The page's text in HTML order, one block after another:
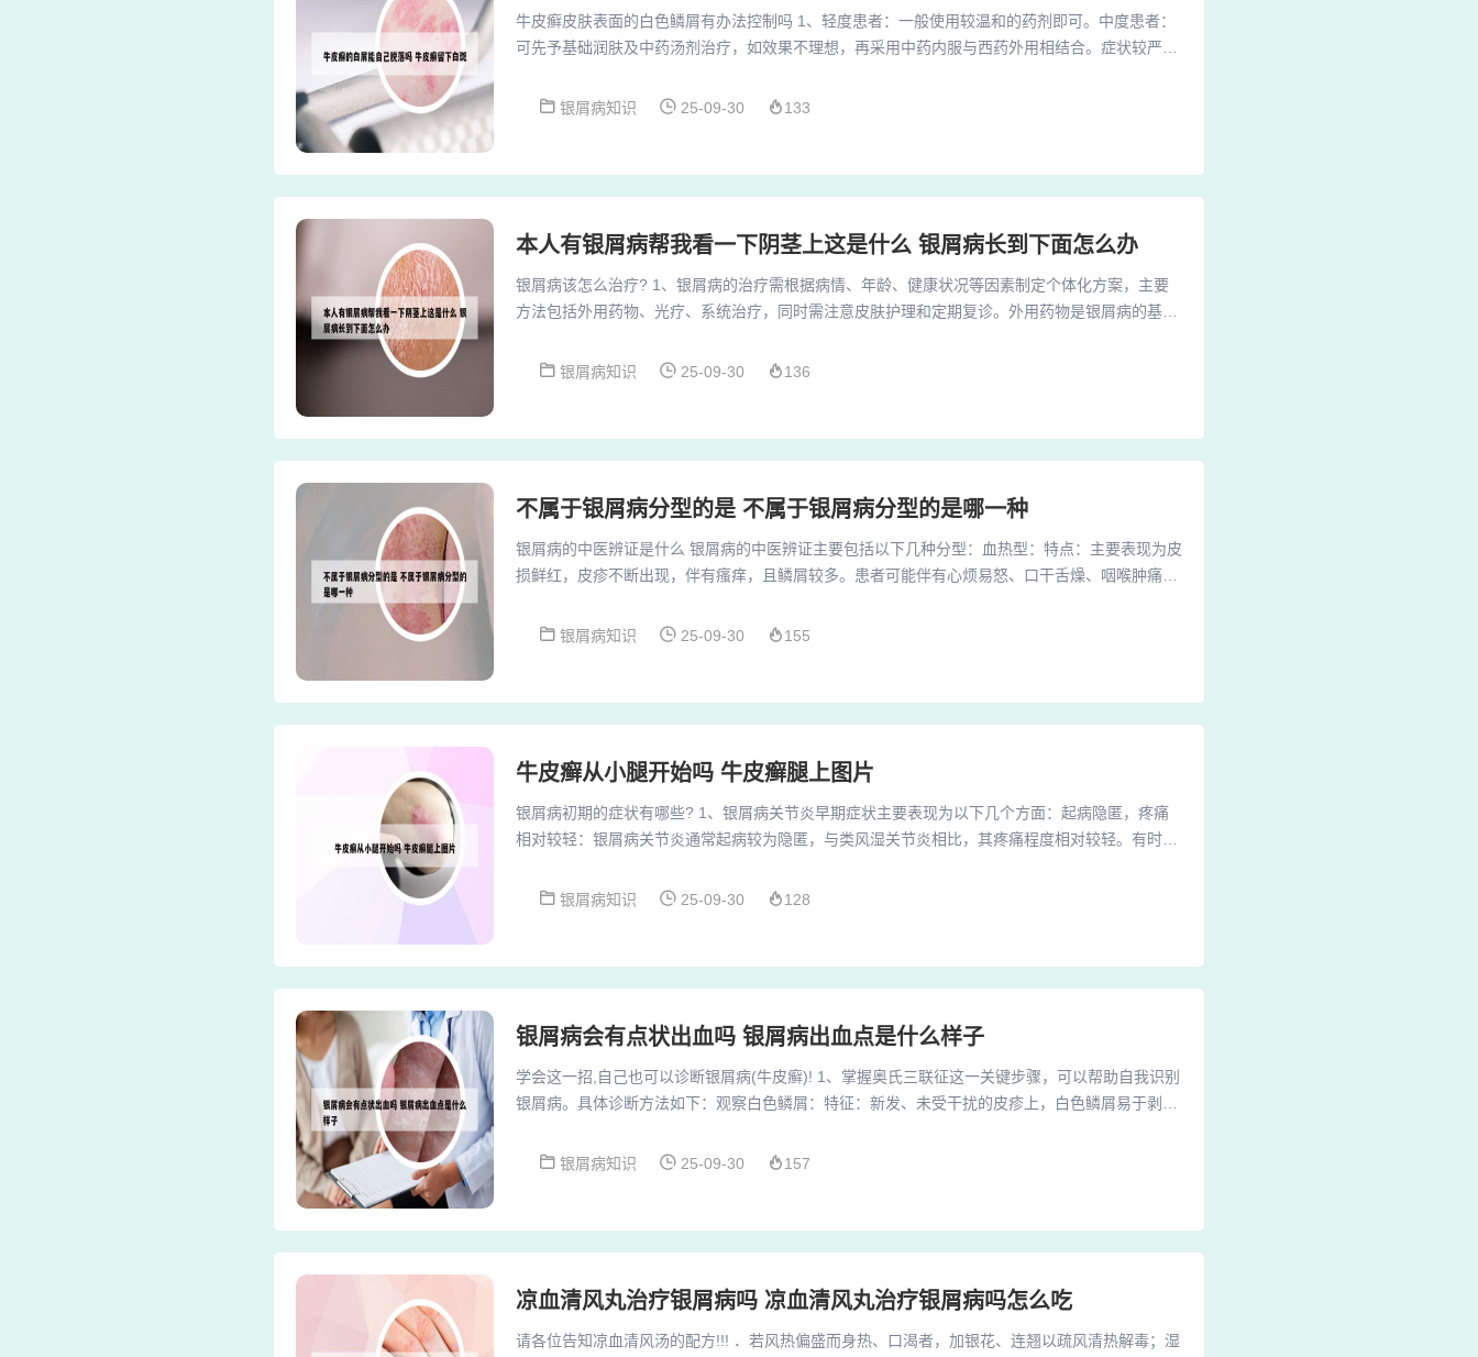
牛皮癣皮肤表面的白色鳞屑有办法控制吗 1、轻度患者：一般使用较温和的药剂即可。中度患者：
可先予基础润肤及中药汤剂治疗，如效果不理想，再采用中药内服与西药外用相结合。症状较严重
1窄谱UVB光疗等。2、意见建议：我们平时可以用一些不含激素类的外用药物进行涂抹，但是需要
银屑病知识 25-09-30 133
本人有银屑病帮我看一下阴茎上这是什么 银屑病长到下面怎么办
银屑病该怎么治疗? 1、银屑病的治疗需根据病情、年龄、健康状况等因素制定个体化方案，主要
方法包括外用药物、光疗、系统治疗，同时需注意皮肤护理和定期复诊。外用药物是银屑病的基础
类药物具有抗炎、抗过敏和免疫抑制作用，能够减轻皮损症状。卡泊三醇软膏：也是常用的外用药
银屑病知识 25-09-30 136
不属于银屑病分型的是 不属于银屑病分型的是哪一种
银屑病的中医辨证是什么 银屑病的中医辨证主要包括以下几种分型：血热型：特点：主要表现为皮
损鲜红，皮疹不断出现，伴有瘙痒，且鳞屑较多。患者可能伴有心烦易怒、口干舌燥、咽喉肿痛等
厚，病情相对稳定，但难以消退。中医辩证银屑病的血瘀、血热和血虚证型主要依据皮损特征、全
银屑病知识 25-09-30 155
牛皮癣从小腿开始吗 牛皮癣腿上图片
银屑病初期的症状有哪些? 1、银屑病关节炎早期症状主要表现为以下几个方面：起病隐匿，疼痛
相对较轻：银屑病关节炎通常起病较为隐匿，与类风湿关节炎相比，其疼痛程度相对较轻。有时也
初期：阴阜、阴唇等部位出现针帽大小的炎性扁平丘疹。 随后：形成淡红色、点滴状、钱币状、地
银屑病知识 25-09-30 128
银屑病会有点状出血吗 银屑病出血点是什么样子
学会这一招,自己也可以诊断银屑病(牛皮癣)! 1、掌握奥氏三联征这一关键步骤，可以帮助自我识别
银屑病。具体诊断方法如下：观察白色鳞屑：特征：新发、未受干扰的皮疹上，白色鳞屑易于剥
露出半透明的淡红色薄膜。操作：继续轻刮皮疹，观察是否露出薄膜。2、要自我初步诊断银屑
银屑病知识 25-09-30 157
凉血清风丸治疗银屑病吗 凉血清风丸治疗银屑病吗怎么吃
请各位告知凉血清风汤的配方!!! ．若风热偏盛而身热、口渴者，加银花、连翘以疏风清热解毒；湿